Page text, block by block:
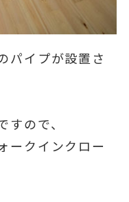
パイプが設置さ
ので、
ークインクロー